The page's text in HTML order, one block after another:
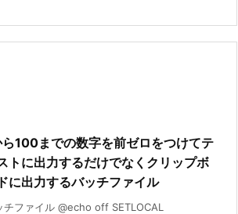
ら100までの数字を前ゼロをつけてテ
トに出力するだけでなくクリップボ
に出力するバッチファイル
チファイル @echo off SETLOCAL